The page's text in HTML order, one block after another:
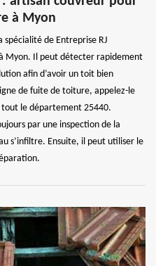
à Myon
de Entreprise RJ
Myon. Il peut détecter rapidement
afin d’avoir un toit bien
de fuite de toiture, appelez-le
le département 25440.
par une inspection de la
s’infiltre. Ensuite, il peut utiliser le